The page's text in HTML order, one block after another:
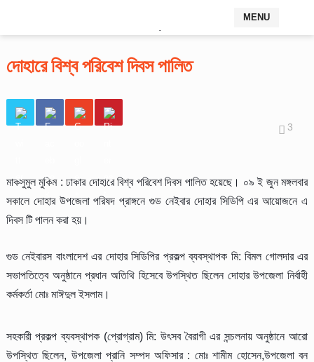
,
MENU
দোহারে বিশ্ব পরিবেশ দিবস পালিত
3
মাকসুমুল মুকিম : ঢাকার দোহারে বিশ্ব পরিবেশ দিবস পালিত হয়েছে। ০৯ ই জুন মঙ্গলবার
সকালে দোহার উপজেলা পরিষদ প্রাঙ্গনে গুড নেইবার দোহার সিডিপি এর আয়োজনে এ
দিবস টি পালন করা হয়।
গুড নেইবারস বাংলাদেশ এর দোহার সিডিপির প্রকল্প ব্যবস্থাপক মি: বিমল গোলদার এর
সভাপতিত্বে অনুষ্ঠানে প্রধান অতিথি হিসেবে উপস্থিত ছিলেন দোহার উপজেলা নির্বাহী
কর্মকর্তা মোঃ মাঈদুল ইসলাম।
সহকারী প্রকল্প ব্যবস্থাপক (প্রোগ্রাম) মি: উৎসব বৈরাগী এর সন্চলনায় অনুষ্ঠানে আরো
উপস্থিত ছিলেন, উপজেলা প্রানি সম্পদ অফিসার : মোঃ শামীম হোসেন,উপজেলা বন